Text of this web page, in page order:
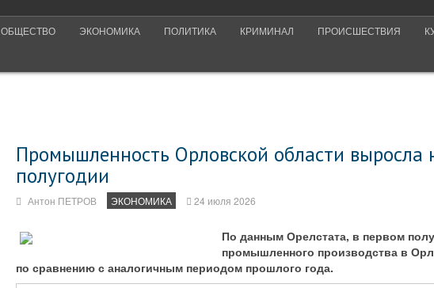
ОБЩЕСТВО ЭКОНОМИКА ПОЛИТИКА КРИМИНАЛ ПРОИСШЕСТВИЯ
Промышленность Орловской области выросла
полугодии
Антон ПЕТРОВ ЭКОНОМИКА 24 июля 2026
По данным Орелстата, в первом
промышленного производства в
по сравнению с аналогичным периодом прошлого года.